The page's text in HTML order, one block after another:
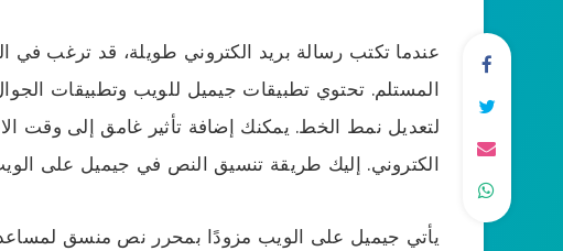
عندما تكتب رسالة بريد الكتروني طويلة، قد ترغب في
المستلم. تحتوي تطبيقات جيميل للويب وتطبيقات
لتعديل نمط الخط. يمكنك إضافة تأثير غامق إلى وقت
الكتروني. إليك طريقة تنسيق النص في جيميل على
يأتي جيميل على الويب مزودًا بمحرر نص منسق